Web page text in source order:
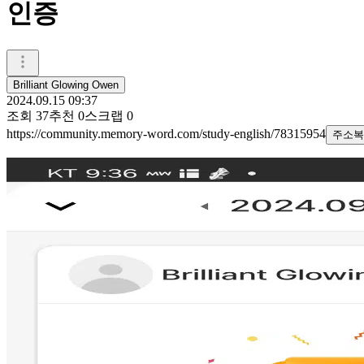
인증
Brilliant Glowing Owen
2024.09.15 09:37
조회 37추천 0스크랩 0
https://community.memory-word.com/study-english/78315954 주소